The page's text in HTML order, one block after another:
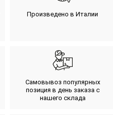
Произведено в Италии
Самовывоз популярных
позиция в день заказа с
нашего склада